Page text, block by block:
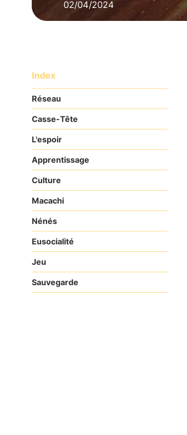
02/04/2024
Index
Réseau
Casse-Tête
L'espoir
Apprentissage
Culture
Macachi
Nénés
Eusocialité
Jeu
Sauvegarde